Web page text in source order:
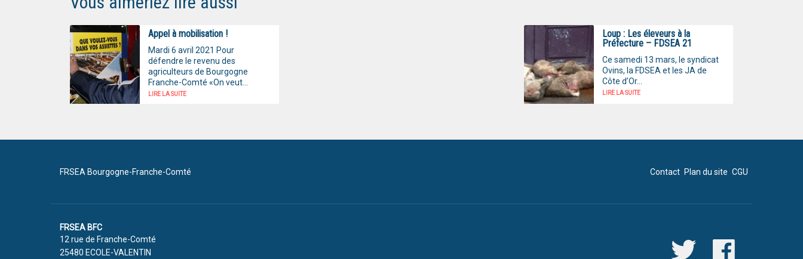
Appel à mobilisation !
Mardi 6 avril 2021 Pour
défendre le revenu des
agriculteurs de Bourgogne
Franche-Comté «On veut...
LIRE LA SUITE
Loup : Les éleveurs à la
Préfecture – FDSEA 21
Ce samedi 13 mars, le syndicat
Ovins, la FDSEA et les JA de
Côte d’Or...
LIRE LA SUITE
FRSEA Bourgogne-Franche-Comté Contact Plan du site CGU
FRSEA BFC
12 rue de Franche-Comté
25480 ECOLE-VALENTIN